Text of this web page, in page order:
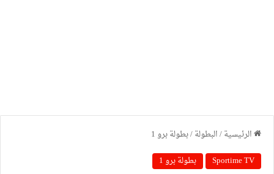
الرئيسية/البطولة/بطولة برو 1
Sportime TV
بطولة برو 1